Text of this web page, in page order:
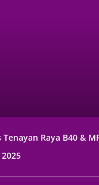
Tenayan Raya B40 &